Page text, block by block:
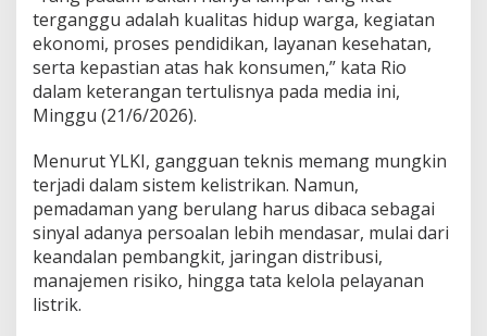
l
a
i
G
a
g
u
H
a
k
D
a
terganggu adalah kualitas hidup warga, kegiatan
ekonomi, proses pendidikan, layanan kesehatan,
serta kepastian atas hak konsumen,” kata Rio
dalam keterangan tertulisnya pada media ini,
Minggu (21/6/2026).
Menurut YLKI, gangguan teknis memang mungkin
terjadi dalam sistem kelistrikan. Namun,
pemadaman yang berulang harus dibaca sebagai
sinyal adanya persoalan lebih mendasar, mulai dari
keandalan pembangkit, jaringan distribusi,
manajemen risiko, hingga tata kelola pelayanan
listrik.